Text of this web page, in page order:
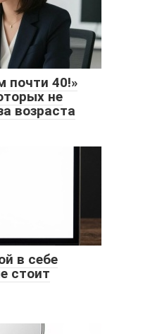
почти 40!»
не
возраста
в себе
стоит